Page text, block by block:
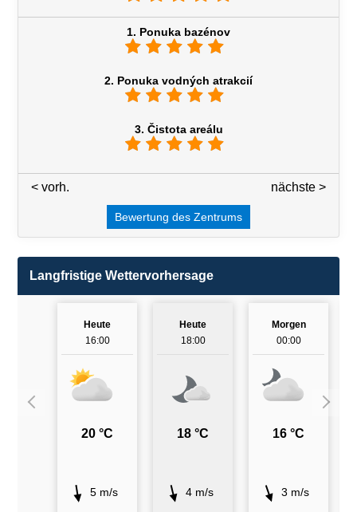
1. Ponuka bazénov
2. Ponuka vodných atrakcií
3. Čistota areálu
nächste >
< vorh.
Bewertung des Zentrums
Langfristige Wettervorhersage
Heute
16:00
20 °C
5 m/s
Heute
18:00
18 °C
4 m/s
Morgen
00:00
16 °C
3 m/s